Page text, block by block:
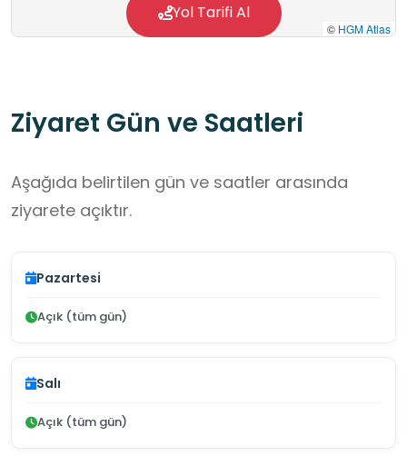
© HGM Atlas
Yol Tarifi Al
Ziyaret Gün ve Saatleri
Aşağıda belirtilen gün ve saatler arasında
ziyarete açıktır.
Pazartesi
Açık (tüm gün)
Salı
Açık (tüm gün)